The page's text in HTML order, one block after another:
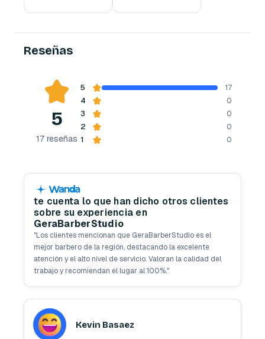
Reseñas
5
17 reseñas
5 17
4 0
3 0
2 0
1 0
te cuenta lo que han dicho otros clientes
sobre su experiencia en
GeraBarberStudio
"Los clientes mencionan que GeraBarberStudio es el
mejor barbero de la región, destacando la excelente
atención y el alto nivel de servicio. Valoran la calidad del
trabajo y recomiendan el lugar al 100%."
Kevin Basaez